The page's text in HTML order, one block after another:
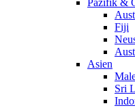
Pazifik &
Fiji
Asien
Sri